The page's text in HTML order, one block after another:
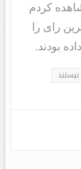
کردم
رای را
بودند.